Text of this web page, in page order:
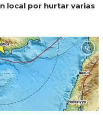
local por hurtar varias